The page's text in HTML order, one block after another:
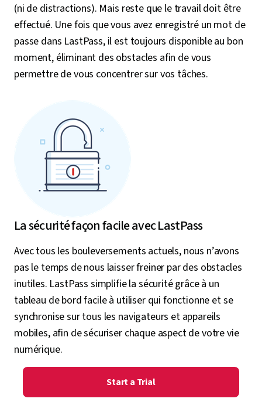
(ni de distractions). Mais reste que le travail doit être
effectué. Une fois que vous avez enregistré un mot de
passe dans LastPass, il est toujours disponible au bon
moment, éliminant des obstacles afin de vous
permettre de vous concentrer sur vos tâches.
La sécurité façon facile avec LastPass
Avec tous les bouleversements actuels, nous n’avons
pas le temps de nous laisser freiner par des obstacles
inutiles. LastPass simplifie la sécurité grâce à un
tableau de bord facile à utiliser qui fonctionne et se
synchronise sur tous les navigateurs et appareils
mobiles, afin de sécuriser chaque aspect de votre vie
numérique.
Start a Trial